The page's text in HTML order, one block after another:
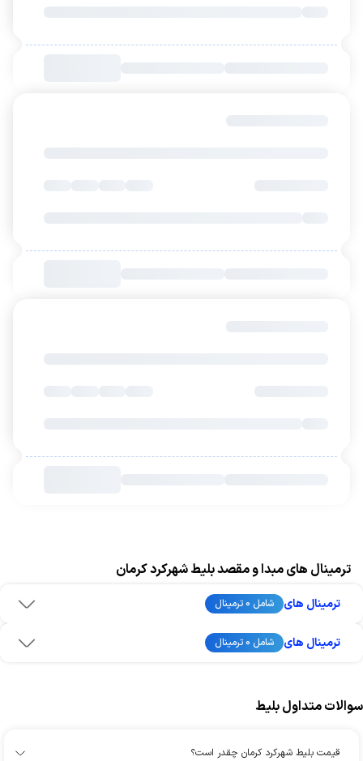
ترمینال های مبدا و مقصد بلیط شهرکرد کرمان
ترمینال های شامل 0 ترمینال
ترمینال های شامل 0 ترمینال
سوالات متداول بلیط
قیمت بلیط شهرکرد کرمان چقدر است؟